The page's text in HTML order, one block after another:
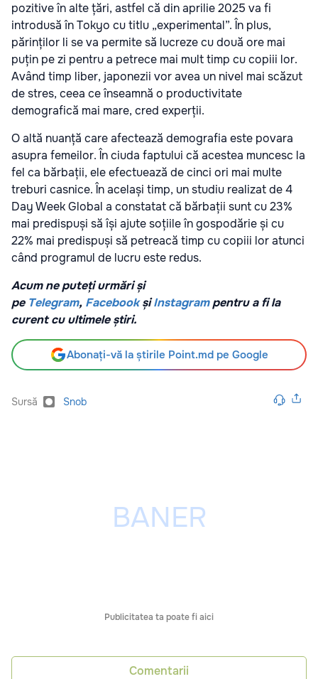
pozitive în alte țări, astfel că din aprilie 2025 va fi
introdusă în Tokyo cu titlu „experimental”. În plus,
părinților li se va permite să lucreze cu două ore mai
puțin pe zi pentru a petrece mai mult timp cu copiii lor.
Având timp liber, japonezii vor avea un nivel mai scăzut
de stres, ceea ce înseamnă o productivitate
demografică mai mare, cred experții.
O altă nuanță care afectează demografia este povara
asupra femeilor. În ciuda faptului că acestea muncesc la
fel ca bărbații, ele efectuează de cinci ori mai multe
treburi casnice. În același timp, un studiu realizat de 4
Day Week Global a constatat că bărbații sunt cu 23%
mai predispuși să își ajute soțiile în gospodărie și cu
22% mai predispuși să petreacă timp cu copiii lor atunci
când programul de lucru este redus.
Acum ne puteți urmări și
pe Telegram, Facebook șiInstagrampentru a fi la
curent cu ultimele știri.
Abonați-vă la știrile Point.md pe Google
Sursă Snob
Publicitatea ta poate fi aici
Comentarii